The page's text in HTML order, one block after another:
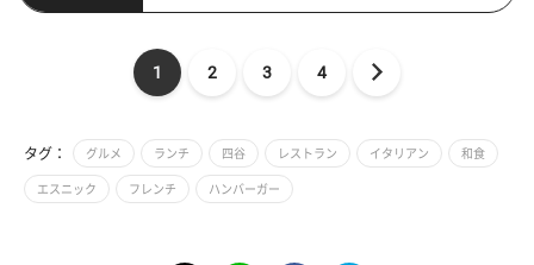
1 2 3 4
タグ： グルメ ランチ 四谷 レストラン イタリアン 和食
エスニック フレンチ ハンバーガー